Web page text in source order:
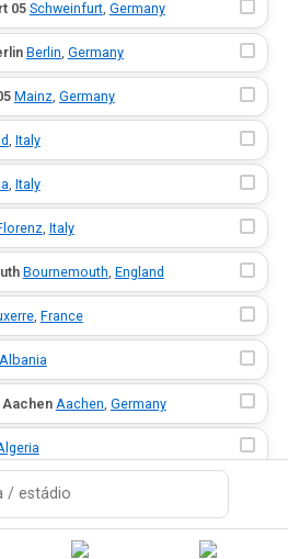
05·Schweinfurt, Germany
·Berlin, Germany
·Mainz, Germany
, Italy
, Italy
, Italy
·Bournemouth, England
, France
Albania
Aachen·Aachen Germany
,France